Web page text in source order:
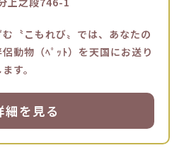
〝こもれび〟では、あなたの
動物（ﾍﾟｯﾄ）を天国にお送り
す。
細を見る